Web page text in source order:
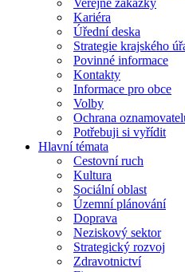
Veřejné zakázky
Kariéra
Úřední deska
Strategie krajského
Povinné informace
Kontakty
Informace pro obce
Volby
Ochrana
Potřebuji si vyřídit
Hlavní témata
Cestovní ruch
Kultura
Sociální oblast
Územní plánování
Doprava
Neziskový sektor
Strategický rozvoj
Zdravotnictví